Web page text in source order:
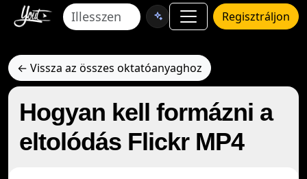
Regisztráljon
← Vissza az összes oktatóanyaghoz
Hogyan kell formázni a
eltolódás Flickr MP4